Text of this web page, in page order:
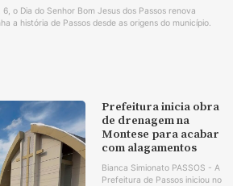
o Dia do Senhor Bom Jesus dos Passos renova
a história de Passos desde as origens do município.
Prefeitura inicia obra
de drenagem na
Montese para acabar
com alagamentos
Bianca Simionato PASSOS - A
Prefeitura de Passos iniciou no